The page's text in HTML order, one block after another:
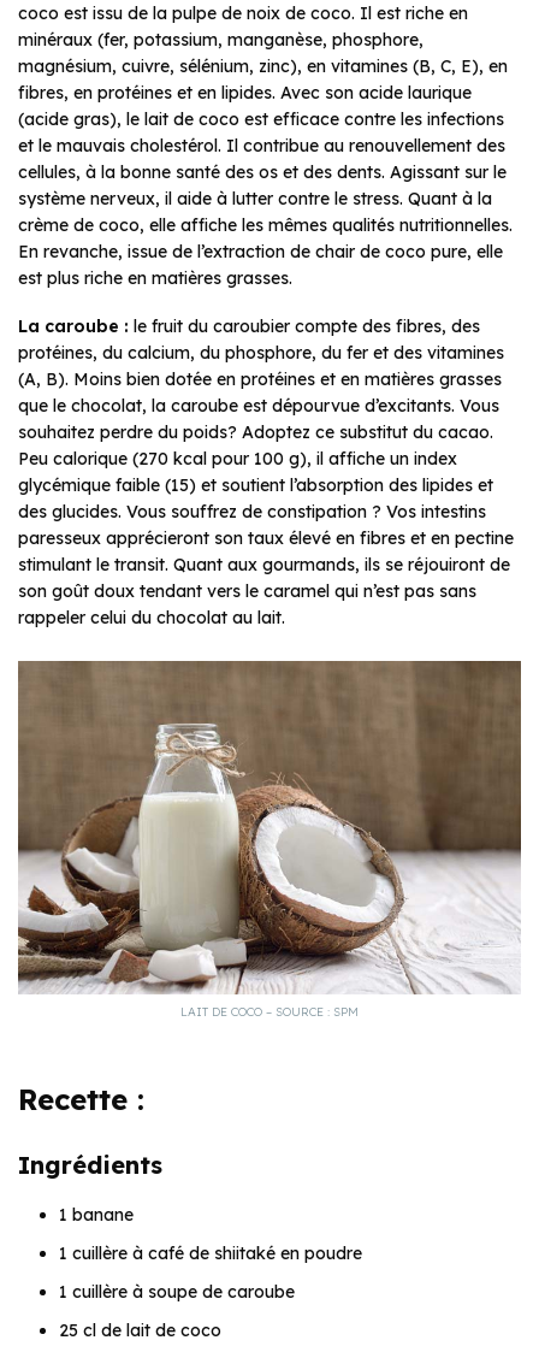
coco est issu de la pulpe de noix de coco. Il est riche en
minéraux (fer, potassium, manganèse, phosphore,
magnésium, cuivre, sélénium, zinc), en vitamines (B, C, E), en
fibres, en protéines et en lipides. Avec son acide laurique
(acide gras), le lait de coco est efficace contre les infections
et le mauvais cholestérol. Il contribue au renouvellement des
cellules, à la bonne santé des os et des dents. Agissant sur le
système nerveux, il aide à lutter contre le stress. Quant à la
crème de coco, elle affiche les mêmes qualités nutritionnelles.
En revanche, issue de l’extraction de chair de coco pure, elle
est plus riche en matières grasses.
La caroube : le fruit du caroubier compte des fibres, des
protéines, du calcium, du phosphore, du fer et des vitamines
(A, B). Moins bien dotée en protéines et en matières grasses
que le chocolat, la caroube est dépourvue d’excitants. Vous
souhaitez perdre du poids? Adoptez ce substitut du cacao.
Peu calorique (270 kcal pour 100 g), il affiche un index
glycémique faible (15) et soutient l’absorption des lipides et
des glucides. Vous souffrez de constipation ? Vos intestins
paresseux apprécieront son taux élevé en fibres et en pectine
stimulant le transit. Quant aux gourmands, ils se réjouiront de
son goût doux tendant vers le caramel qui n’est pas sans
rappeler celui du chocolat au lait.
LAIT DE COCO – SOURCE : SPM
Recette :
Ingrédients
1 banane
1 cuillère à café de shiitaké en poudre
1 cuillère à soupe de caroube
25 cl de lait de coco